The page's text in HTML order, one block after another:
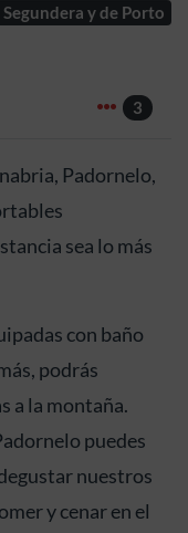
y de Porto
3
Padornelo,
sea lo más
con baño
podrás
a la montaña.
puedes
nuestros
y cenar en el